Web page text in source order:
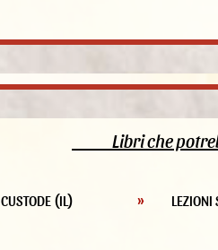
Libri che
CUSTODE (IL) » LEZIONI